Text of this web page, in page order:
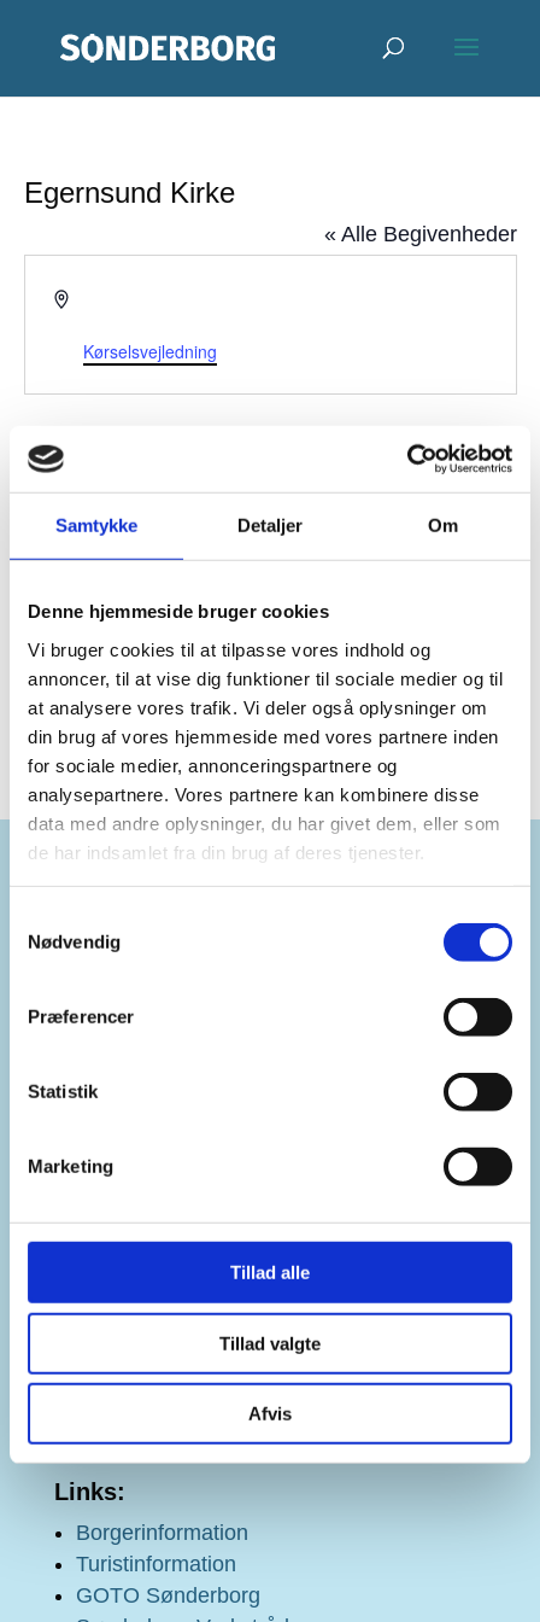
Samtykke Detaljer Om
Denne hjemmeside bruger cookies
Vi bruger cookies til at tilpasse vores indhold og
annoncer, til at vise dig funktioner til sociale medier og til
at analysere vores trafik. Vi deler også oplysninger om
din brug af vores hjemmeside med vores partnere inden
for sociale medier, annonceringspartnere og
analysepartnere. Vores partnere kan kombinere disse
data med andre oplysninger, du har givet dem, eller som
de har indsamlet fra din brug af deres tjenester.
Nødvendig
Præferencer
Statistik
Marketing
Tillad alle
Tillad valgte
Afvis
Egernsund Kirke
« Alle Begivenheder
Adresse
Kørselsvejledning
NoticeIngen resultater fundet.
Kommende
Vælg
dato.Forrige
Begivenheder
områdets events, kultur- og ungetilbud, jobs,
DATAHÅNDTERINGSPOLITIK
TILGÆNGELIGHEDSERKLÆRING
Links:
Borgerinformation
Turistinformation
GOTO Sønderborg